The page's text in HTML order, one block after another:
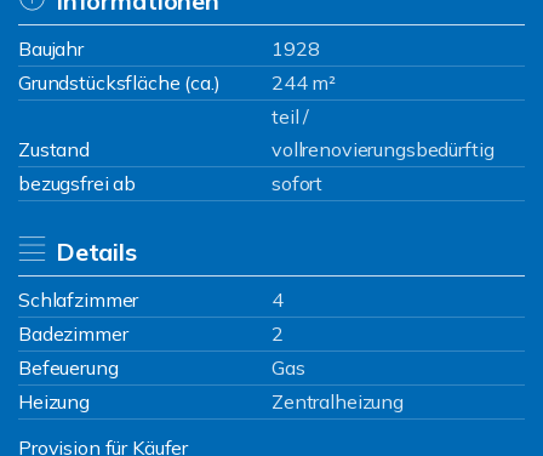
Baujahr
1928
Grundstücksfläche (ca.)
244 m²
Zustand
teil /
vollrenovierungsbedürftig
bezugsfrei ab
sofort
Details
Schlafzimmer
4
Badezimmer
2
Befeuerung
Gas
Heizung
Zentralheizung
Provision für Käufer